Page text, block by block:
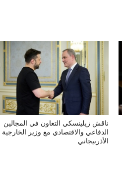
ناقش زيلينسكي التعاون في المجالين
الدفاعي والاقتصادي مع وزير الخارجية
الأذربيجاني